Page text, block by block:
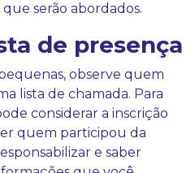
serão abordados.
de presença
observe quem
lista de chamada. Para
considerar a inscrição
quem participou da
e saber